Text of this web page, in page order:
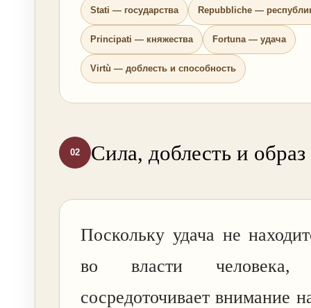
Stati — государства Repubbliche —
Principati — княжества Fortuna — удача
Virtù — доблесть и способность
02 Сила, доблесть и образ
Поскольку удача не
во власти человека,
сосредоточивает внимание